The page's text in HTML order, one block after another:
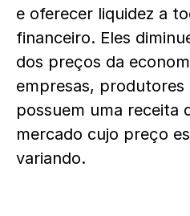
e oferecer liquidez a
financeiro. Eles
dos preços da
empresas, produtores
possuem uma receita
mercado cujo preço
variando.